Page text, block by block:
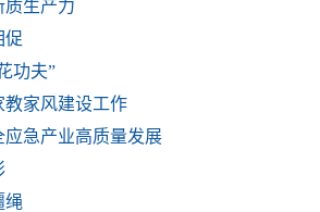
质生产力
促
功夫”
教家风建设工作
急产业高质量发展
绳